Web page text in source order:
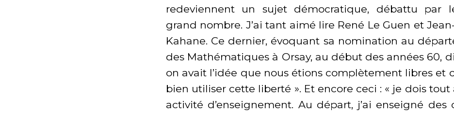
redeviennent un sujet démocratique, débattu par
grand nombre. J’ai tant aimé lire René Le Guen et
Kahane. Ce dernier, évoquant sa nomination au
des Mathématiques à Orsay, au début des années 60,
on avait l’idée que nous étions complètement libres et
bien utiliser cette liberté ». Et encore ceci : « je dois tout
activité d’enseignement. Au départ, j’ai enseigné des